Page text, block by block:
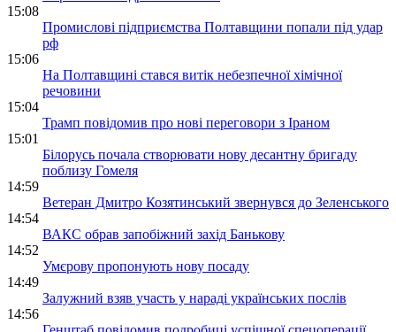
15:08
Промислові підприємства Полтавщини попали під удар
рф
15:06
На Полтавщині стався витік небезпечної хімічної
речовини
15:04
Трамп повідомив про нові переговори з Іраном
15:01
Білорусь почала створювати нову десантну бригаду
поблизу Гомеля
14:59
Ветеран Дмитро Козятинський звернувся до Зеленського
14:54
ВАКС обрав запобіжний захід Банькову
14:52
Умєрову пропонують нову посаду
14:49
Залужний взяв участь у нараді українських послів
14:56